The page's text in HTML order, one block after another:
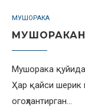
МУШОРАКА
Мушорака
Ҳар қайси шерик
огоҳлантирган…